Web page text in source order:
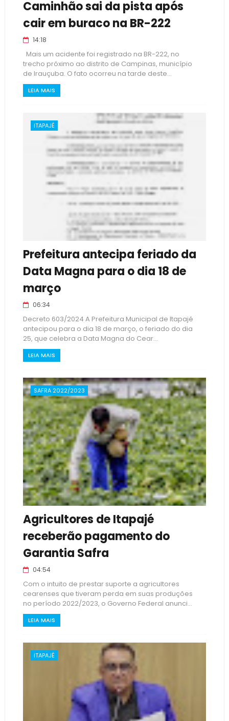
Caminhão sai da pista após
cair em buraco na BR-222
14:18
Mais um acidente foi registrado na BR-222, no
trecho próximo ao distrito de Campinas, município
de Irauçuba. O fato ocorreu na tarde deste...
LEIA MAIS
ITAPAJÉ
Prefeitura antecipa feriado da
Data Magna para o dia 18 de
março
06:34
Decreto 603/2024 A Prefeitura Municipal de Itapajé
antecipou para o dia 18 de março, o feriado do dia
25, que celebra a Data Magna do Cear...
LEIA MAIS
SAFRA 2022/2023
Agricultores de Itapajé
receberão pagamento do
Garantia Safra
04:54
Com o intuito de prestar suporte a agricultores
cearenses que tiveram perda em suas produções
no período 2022/2023, o Governo Federal anunci...
LEIA MAIS
ITAPAJÉ